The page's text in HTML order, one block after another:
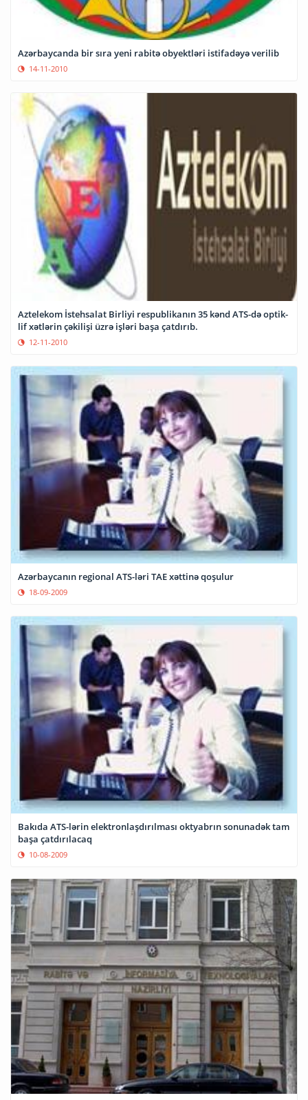
Azərbaycanda bir sıra yeni rabitə obyektləri istifadəyə verilib
14-11-2010
Aztelekom İstehsalat Birliyi respublikanın 35 kənd ATS-də optik-
lif xətlərin çəkilişi üzrə işləri başa çatdırıb.
12-11-2010
Azərbaycanın regional ATS-ləri TAE xəttinə qoşulur
18-09-2009
Bakıda ATS-lərin elektronlaşdırılması oktyabrın sonunadək tam
başa çatdırılacaq
10-08-2009